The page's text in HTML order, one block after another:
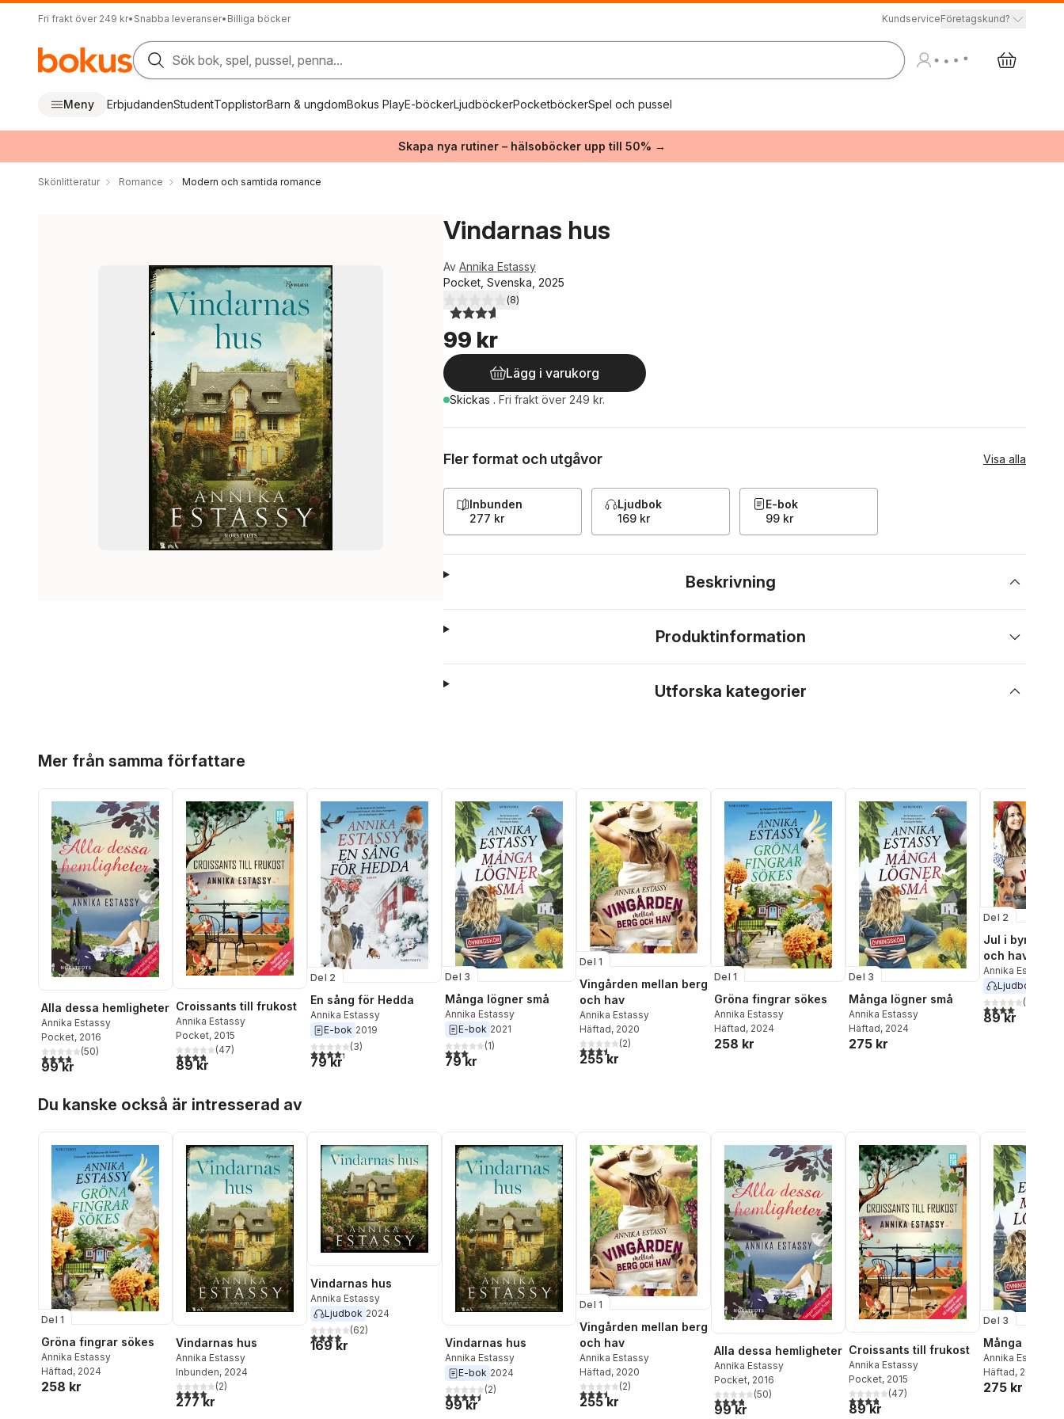
Fri frakt över 249 kr• Snabba leveranser• Billiga böcker KundserviceFöretagskund?
Sök bok, spel, pussel, penna...
Meny ErbjudandenStudentTopplistorBarn & ungdomBokus PlayE-böckerLjudböckerPocketböckerSpel och pussel
Skapa nya rutiner – hälsoböcker upp till 50% →
Skönlitteratur Romance Modern och samtida romance
Vindarnas hus
Av Annika Estassy
Pocket, Svenska, 2025
3,6utav 5 stjärnor. Totalt antal röster:
(8)
99 kr
Lägg i varukorg
Skickas . Fri frakt över 249 kr.
Fler format och utgåvor Visa alla
Inbunden
277 kr
Ljudbok
169 kr
E-bok
99 kr
Beskrivning
Produktinformation
Utforska kategorier
Mer från samma författare
Alla dessa hemligheter
Annika Estassy
Pocket, 2016
3,8utav 5 stjärnor. Totalt antal röster:
(50)
99 kr
Croissants till frukost
Annika Estassy
Pocket, 2015
3,8utav 5 stjärnor. Totalt antal röster:
(47)
89 kr
Del 2
En sång för Hedda
Annika Estassy
E-bok 2019
4,3utav 5 stjärnor. Totalt antal röster:
(3)
79 kr
Del 3
Många lögner små
Annika Estassy
E-bok 2021
3,0utav 5 stjärnor. Totalt antal röster:
(1)
79 kr
Del 1
Vingården mellan berg
och hav
Annika Estassy
Häftad, 2020
3,5utav 5 stjärnor. Totalt antal röster:
(2)
255 kr
Del 1
Gröna fingrar sökes
Annika Estassy
Häftad, 2024
258 kr
Del 3
Många lögner små
Annika Estassy
Häftad, 2024
275 kr
Del 2
Jul i byn
och hav
Annika Estassy
Ljudbok
4,0utav 5(
89 kr
Du kanske också är intresserad av
Del 1
Gröna fingrar sökes
Annika Estassy
Häftad, 2024
258 kr
Vindarnas hus
Annika Estassy
Inbunden, 2024
4,0utav 5 stjärnor. Totalt antal röster:
(2)
277 kr
Vindarnas hus
Annika Estassy
Ljudbok 2024
4,0utav 5 stjärnor. Totalt antal röster:
(62)
169 kr Vindarnas hus
Annika Estassy
E-bok 2024
4,5utav 5 stjärnor. Totalt antal röster:
(2)
99 kr
Del 1
Vingården mellan berg
och hav
Annika Estassy
Häftad, 2020
3,5utav 5 stjärnor. Totalt antal röster:
(2)
255 kr
Alla dessa hemligheter
Annika Estassy
Pocket, 2016
3,8utav 5 stjärnor. Totalt antal röster:
(50)
99 kr
Croissants till frukost
Annika Estassy
Pocket, 2015
3,8utav 5 stjärnor. Totalt antal röster:
(47)
89 kr
Del 3
Många lögner
Annika Estassy
Häftad, 2024
275 kr